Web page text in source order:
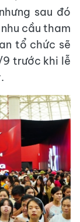
sau đó
cầu tham
tổ chức sẽ
9 trước khi lễ